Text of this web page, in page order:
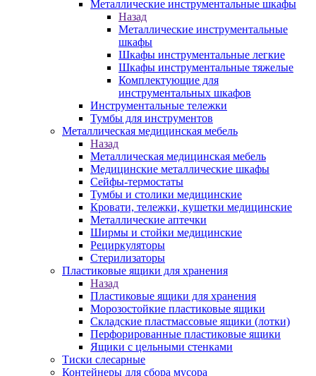
Металлические инструментальные шкафы
Назад
Металлические инструментальные
шкафы
Шкафы инструментальные легкие
Шкафы инструментальные тяжелые
Комплектующие для
инструментальных шкафов
Инструментальные тележки
Тумбы для инструментов
Металлическая медицинская мебель
Назад
Металлическая медицинская мебель
Медицинские металлические шкафы
Сейфы-термостаты
Тумбы и столики медицинские
Кровати, тележки, кушетки медицинские
Металлические аптечки
Ширмы и стойки медицинские
Рециркуляторы
Стерилизаторы
Пластиковые ящики для хранения
Назад
Пластиковые ящики для хранения
Морозостойкие пластиковые ящики
Складские пластмассовые ящики (лотки)
Перфорированные пластиковые ящики
Ящики с цельными стенками
Тиски слесарные
Контейнеры для сбора мусора